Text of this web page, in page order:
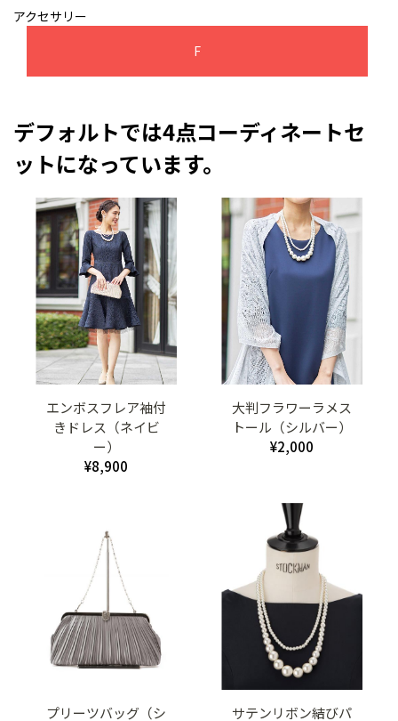
アクセサリー
F
デフォルトでは4点コーディネートセ
ットになっています。
エンボスフレア袖付
きドレス（ネイビ
ー）
¥8,900
大判フラワーラメス
トール（シルバー）
¥2,000
プリーツバッグ（シ サテンリボン結びパ